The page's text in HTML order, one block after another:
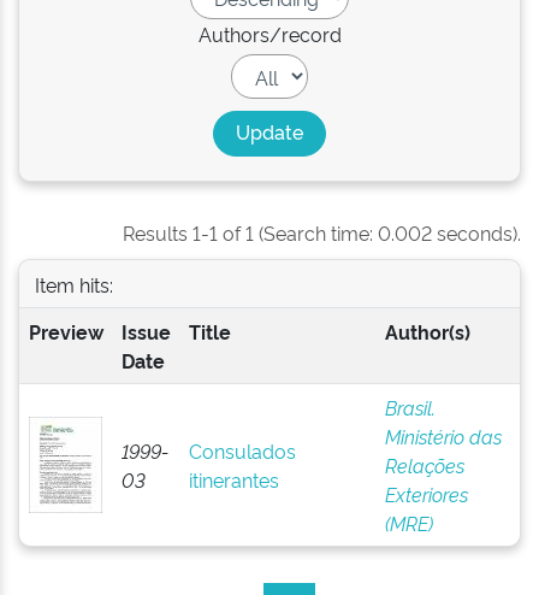
Authors/record
Results 1-1 of 1 (Search time: 0.002 seconds).
Item hits:
Preview
Issue
Date
Title Author(s)
1999-
03
Consulados
itinerantes
Brasil.
Ministério das
Relações
Exteriores
(MRE)